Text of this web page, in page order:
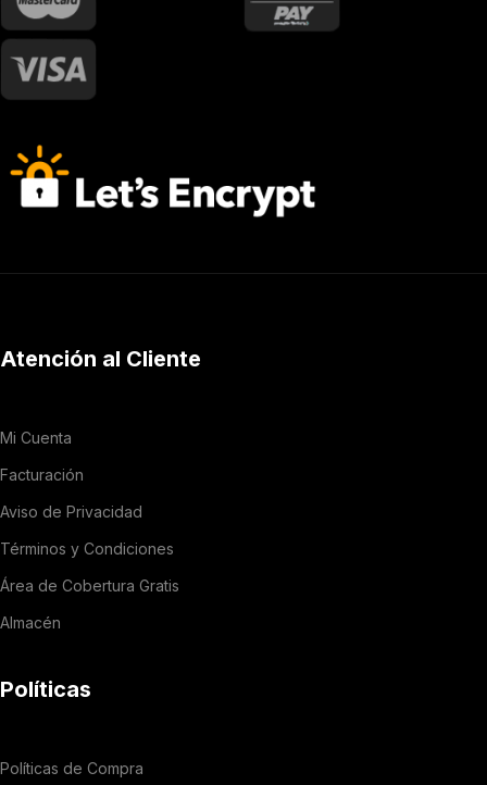
Atención al Cliente
Mi Cuenta
Facturación
Aviso de Privacidad
Términos y Condiciones
Área de Cobertura Gratis
Almacén
Políticas
Políticas de Compra